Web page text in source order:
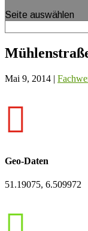
Seite auswählen
Mai 9, 2014 |

Geo-Daten
51.19075, 6.509972